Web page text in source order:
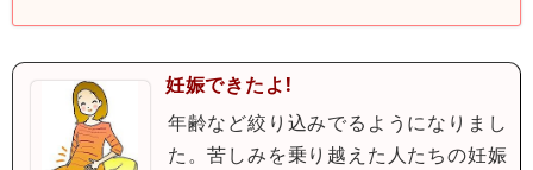
妊娠できたよ!
年齢など絞り込みでるようになりまし
た。苦しみを乗り越えた人たちの妊娠